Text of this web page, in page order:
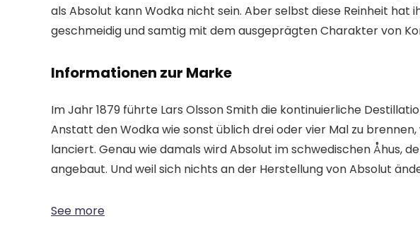
als Absolut kann Wodka nicht sein. Aber selbst diese Reinheit
geschmeidig und samtig mit dem ausgeprägten Charakter von
Informationen zur Marke
Im Jahr 1879 führte Lars Olsson Smith die kontinuierliche
Anstatt den Wodka wie sonst üblich drei oder vier Mal zu
lanciert. Genau wie damals wird Absolut im schwedischen Åhus,
angebaut. Und weil sich nichts an der Herstellung von Absolut
See more